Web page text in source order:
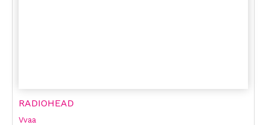
RADIOHEAD
Vvaa